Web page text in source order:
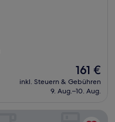
Der
Preis
beträgt
161 €
inkl. Steuern & Gebühren
9. Aug.–10. Aug.